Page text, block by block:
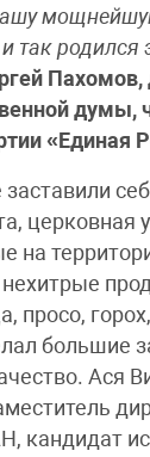
так родился
Пахомов,
думы,
«Единая
заставили
церковная
на
просо,
большие
Ася
кандидат